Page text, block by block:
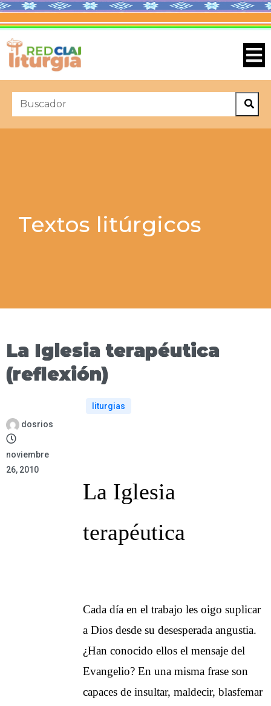
Textos litúrgicos
La Iglesia terapéutica
(reflexión)
dosrios
noviembre
26, 2010
liturgias
La Iglesia
terapéutica
Cada día en el trabajo les oigo suplicar
a Dios desde su desesperada angustia.
¿Han conocido ellos el mensaje del
Evangelio? En una misma frase son
capaces de insultar, maldecir, blasfemar